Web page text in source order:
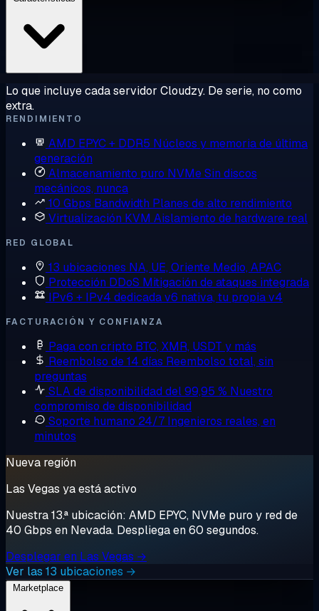
Lo que incluye cada servidor Cloudzy. De serie, no como
extra.
RENDIMIENTO
AMD EPYC + DDR5 Núcleos y memoria de última
generación
Almacenamiento puro NVMeSin discos
mecánicos, nunca
10 Gbps Bandwidth Planes de alto rendimiento
Virtualización KVM Aislamiento de hardware real
RED GLOBAL
13 ubicaciones NA, UE, Oriente Medio, APAC
Protección DDoS Mitigación de ataques integrada
IPv6 + IPv4 dedicadav6 nativa, tu propia v4
FACTURACIÓN Y CONFIANZA
Paga con cripto BTC, XMR, USDT y más
Reembolso de 14 días Reembolso total, sin
preguntas
SLA de disponibilidad del 99,95 % Nuestro
compromiso de disponibilidad
Soporte humano 24/7 Ingenieros reales, en
minutos
Nueva región
Las Vegas ya está activo
Nuestra 13.ª ubicación: AMD EPYC, NVMe puro y red de
40 Gbps en Nevada. Despliega en 60 segundos.
Desplegar en Las Vegas →
Ver las 13 ubicaciones →